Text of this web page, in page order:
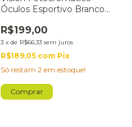
Óculos Esportivo Branco
R$199,00
3 x de R$66,33 sem juros
R$189,05 com Pix
Só restam 2 em estoque!